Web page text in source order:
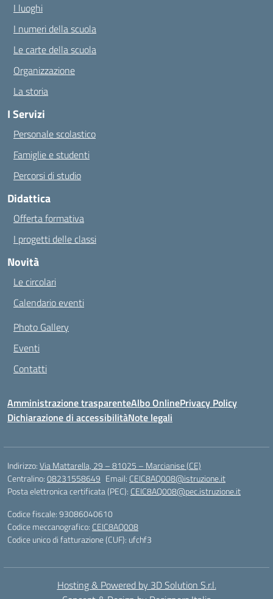
I luoghi
I numeri della scuola
Le carte della scuola
Organizzazione
La storia
I Servizi
Personale scolastico
Famiglie e studenti
Percorsi di studio
Didattica
Offerta formativa
I progetti delle classi
Novità
Le circolari
Calendario eventi
Photo Gallery
Eventi
Contatti
Amministrazione trasparenteAlbo OnlinePrivacy Policy
Dichiarazione di accessibilitàNote legali
Indirizzo:Via Mattarella, 29 – 81025 – Marcianise (CE)
Centralino:08231558649 Email: CEIC8AQ008@istruzione.it
Posta elettronica certificata (PEC): CEIC8AQ008@pec.istruzione.it
Codice fiscale: 93086040610
Codice meccanografico: CEIC8AQ008
Codice unico di fatturazione (CUF): ufchf3
Hosting & Powered by 3D Solution S.r.l.